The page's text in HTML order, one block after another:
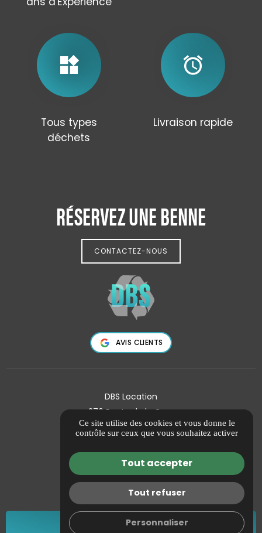
mail call
widgets
Tous types
déchets
alarm
Livraison rapide
RÉSERVEZ UNE BENNE
CONTACTEZ-NOUS
AVIS CLIENTS
DBS Location
276 Route de la Gare
13370 MALLEMORT
Guide Local
Informations complémentaires
Mentions légales
Politique de confidentialité
Gestion des cookies
Ce site utilise des cookies et vous donne le
contrôle sur ceux que vous souhaitez activer
Tout accepter
Tout refuser
Personnaliser